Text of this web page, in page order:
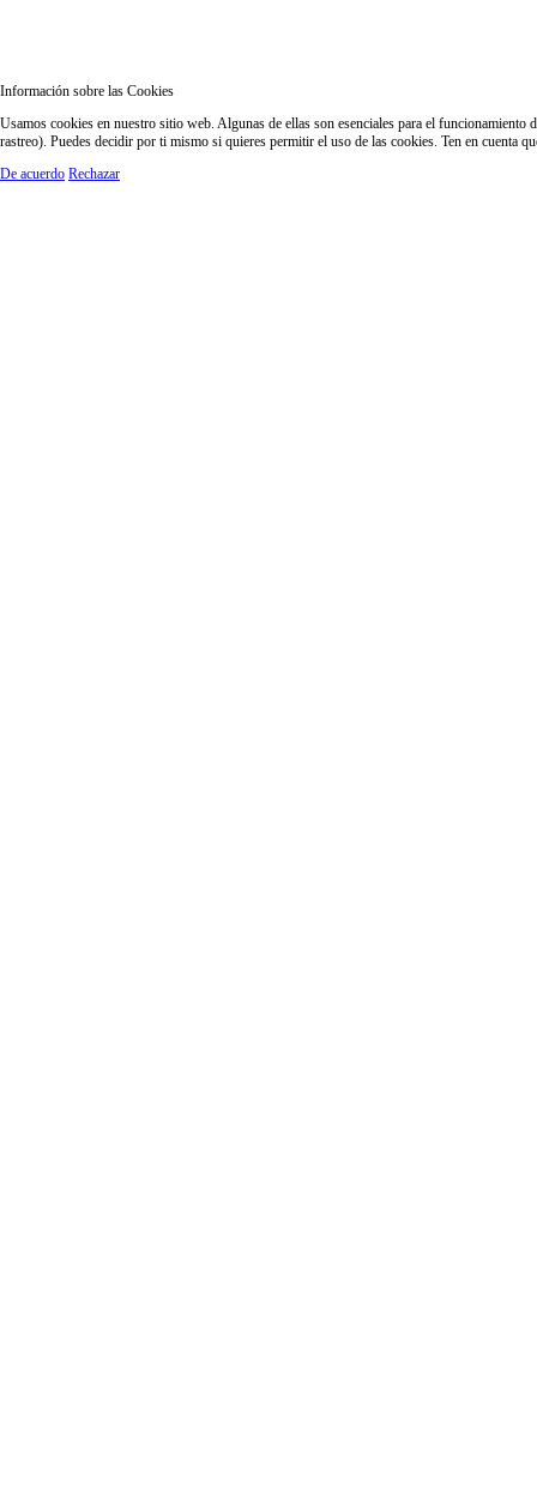
Información sobre las Cookies
Usamos cookies en nuestro sitio web. Algunas de ellas son esenciales para el
rastreo). Puedes decidir por ti mismo si quieres permitir el uso de las cookies. Ten en cuenta
De acuerdo Rechazar